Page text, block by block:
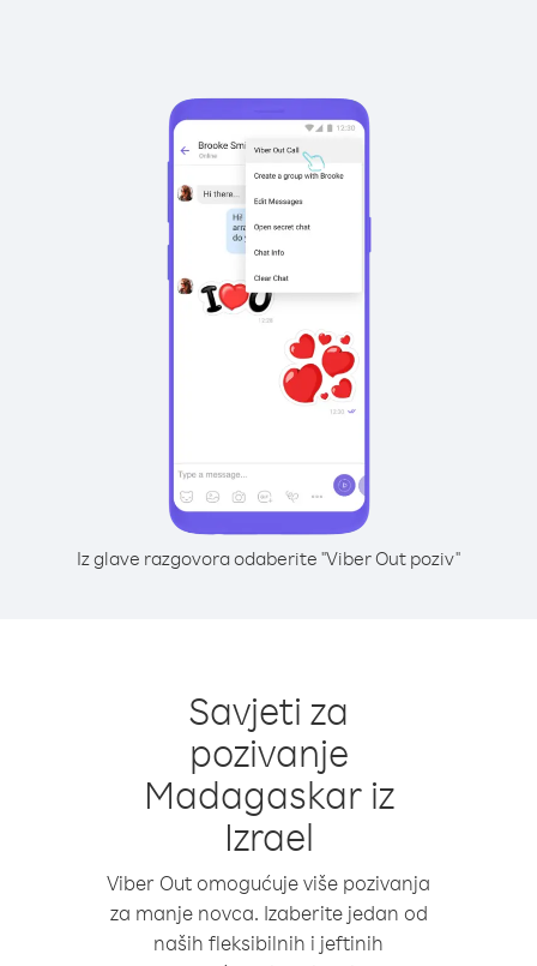
Iz glave razgovora odaberite "Viber Out poziv"
Savjeti za
pozivanje
Madagaskar iz
Izrael
Viber Out omogućuje više pozivanja
za manje novca. Izaberite jedan od
naših fleksibilnih i jeftinih